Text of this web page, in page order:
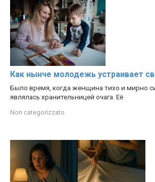
Как нынче молодежь устраивает
Было время, когда женщина тихо и мирно
являлась хранительницей очага. Её
Non categorizzato